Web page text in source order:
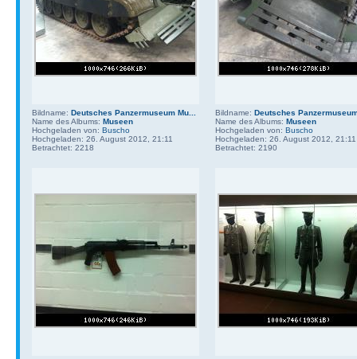
Bildname: Deutsches Panzermuseum Mu...
Name des Albums: Museen
Hochgeladen von: Buscho
Hochgeladen: 26. August 2012, 21:11
Betrachtet: 2218
Bildname: Deutsches
Name des Albums: Museen
Hochgeladen von: Buscho
Hochgeladen: 26. August 2012, 21:11
Betrachtet: 2190